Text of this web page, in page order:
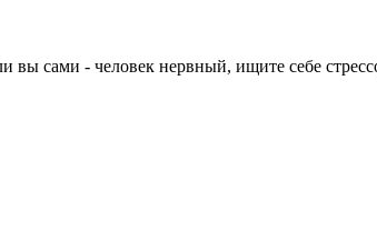
вы сами - человек нервный, ищите себе